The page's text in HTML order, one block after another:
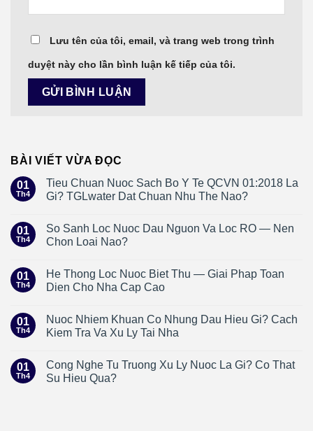
Lưu tên của tôi, email, và trang web trong trình
duyệt này cho lần bình luận kế tiếp của tôi.
BÀI VIẾT VỪA ĐỌC
01
Th4
Tieu Chuan Nuoc Sach Bo Y Te QCVN 01:2018 La
Gi? TGLwater Dat Chuan Nhu The Nao?
01
Th4
So Sanh Loc Nuoc Dau Nguon Va Loc RO — Nen
Chon Loai Nao?
01
Th4
He Thong Loc Nuoc Biet Thu — Giai Phap Toan
Dien Cho Nha Cap Cao
01
Th4
Nuoc Nhiem Khuan Co Nhung Dau Hieu Gi? Cach
Kiem Tra Va Xu Ly Tai Nha
01
Th4
Cong Nghe Tu Truong Xu Ly Nuoc La Gi? Co That
Su Hieu Qua?